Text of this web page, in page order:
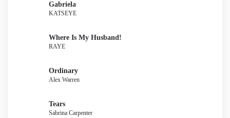
Gabriela
KATSEYE
Where Is My Husband!
RAYE
Ordinary
Alex Warren
Tears
Sabrina Carpenter